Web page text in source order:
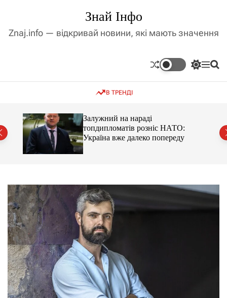
д
і
с
Знай Інфо
Znaj.info — відкривай новини, які мають значення
П
а
ч
р
М П
В ТРЕНДІ
Залужний на нараді
топдипломатів розніс НАТО:
Україна вже далеко попереду